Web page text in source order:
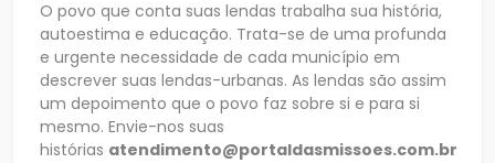
O povo que conta suas lendas trabalha sua história,
autoestima e educação. Trata-se de uma profunda
e urgente necessidade de cada município em
descrever suas lendas-urbanas. As lendas são assim
um depoimento que o povo faz sobre si e para si
mesmo. Envie-nos suas
histórias atendimento@portaldasmissoes.com.br